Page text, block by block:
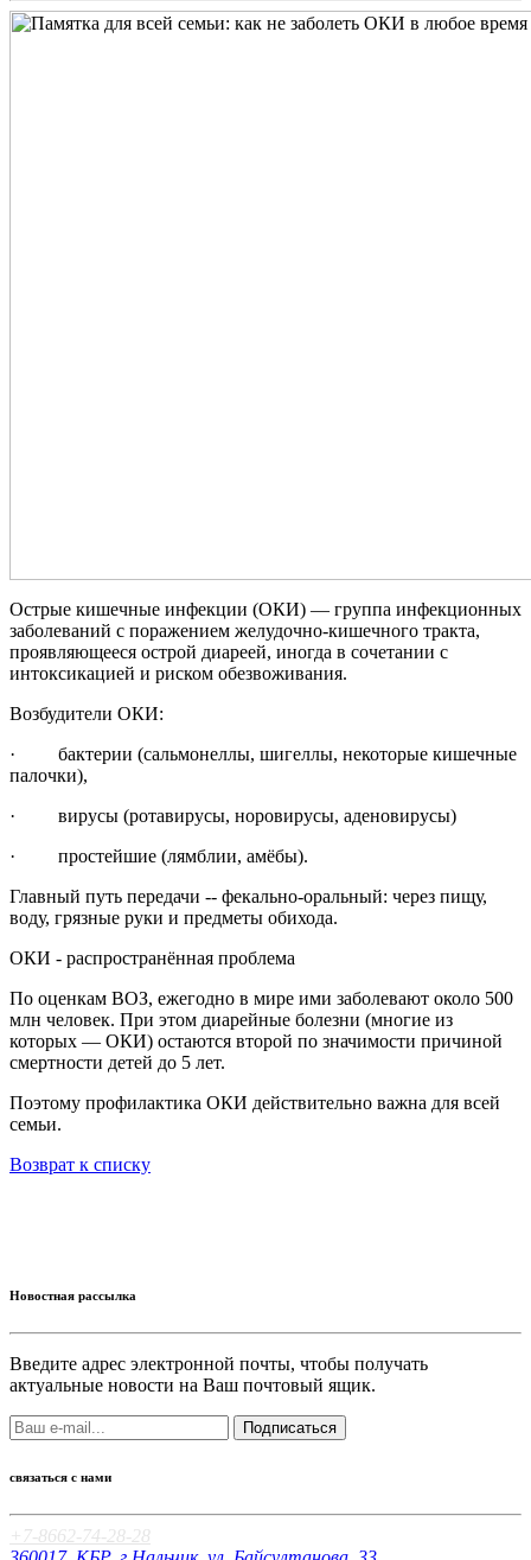
Острые кишечные инфекции (ОКИ) — группа инфекционных
заболеваний с поражением желудочно-кишечного тракта,
проявляющееся острой диареей, иногда в сочетании с
интоксикацией и риском обезвоживания.
Возбудители ОКИ:
· бактерии (сальмонеллы, шигеллы, некоторые кишечные
палочки),
· вирусы (ротавирусы, норовирусы, аденовирусы)
· простейшие (лямблии, амёбы).
Главный путь передачи -- фекально-оральный: через пищу,
воду, грязные руки и предметы обихода.
ОКИ - распространённая проблема
По оценкам ВОЗ, ежегодно в мире ими заболевают около 500
млн человек. При этом диарейные болезни (многие из
которых — ОКИ) остаются второй по значимости причиной
смертности детей до 5 лет.
Поэтому профилактика ОКИ действительно важна для всей
семьи.
Возврат к списку
Новостная рассылка
Введите адрес электронной почты, чтобы получать
актуальные новости на Ваш почтовый ящик.
Подписаться
связаться с нами
+7-8662-74-28-28